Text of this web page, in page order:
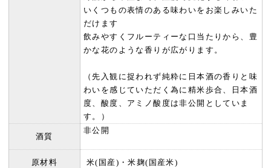
いくつもの表情のある味わいをお楽しみいた
だけます
飲みやすくフルーティーな口当たりから、豊
かな花のような香りが広がります。
（先入観に捉われず純粋に日本酒の香りと味
わいを感じていただく為に精米歩合、日本酒
度、酸度、アミノ酸度は非公開としていま
す。）
酒質
非公開
原材料 米(国産)・米麹(国産米)